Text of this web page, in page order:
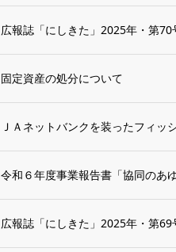
広報誌「にしきた」2025年・第70
固定資産の処分について
ＪＡネットバンクを装ったフィッ
令和６年度事業報告書「協同のあ
広報誌「にしきた」2025年・第69